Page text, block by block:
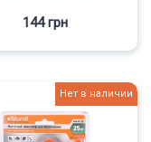
144грн
Нет в наличии